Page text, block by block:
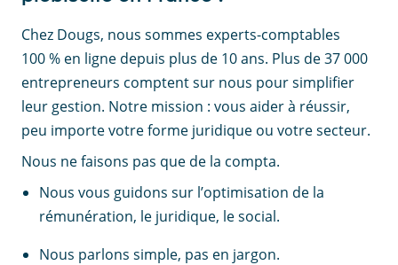
Chez Dougs, nous sommes experts-comptables
100 % en ligne depuis plus de 10 ans. Plus de 37 000
entrepreneurs comptent sur nous pour simplifier
leur gestion. Notre mission : vous aider à réussir,
peu importe votre forme juridique ou votre secteur.
Nous ne faisons pas que de la compta.
Nous vous guidons sur l’optimisation de la
rémunération, le juridique, le social.
Nous parlons simple, pas en jargon.